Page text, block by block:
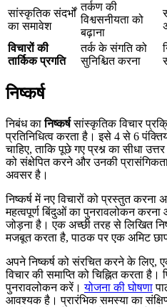
सांस्कृतिक संदर्भों
का समावेश
तर्कण की
विश्वसनीयता को
बढ़ाना
विचारों की
तार्किक प्रगति
तर्क के संगति को
सुनिश्चित करना
निष्कर्ष
निबंध कानिष्कर्षसांस्कृतिक विचार
प्रतिनिधित्व करता है। इसे 4 से 6
चाहिए, ताकि पूछे गए प्रश्न का सीधा
को संक्षेपित करने और उनकी
अवसर है।
निष्कर्ष में नए विचारों को प्रस्तुत करना
महत्वपूर्ण बिंदुओं का पुनरावलोकन करना
जोड़ना है। एक अच्छी तरह से लिखित
मजबूत करता है, पाठक पर एक अमिट
अपने निष्कर्ष को संरचित करने के
विचार की समाप्ति को चिह्नित करता है।
पुनरावलोकन करें।योजना की घोषणा
आवश्यक है। प्रारंभिक समस्या का